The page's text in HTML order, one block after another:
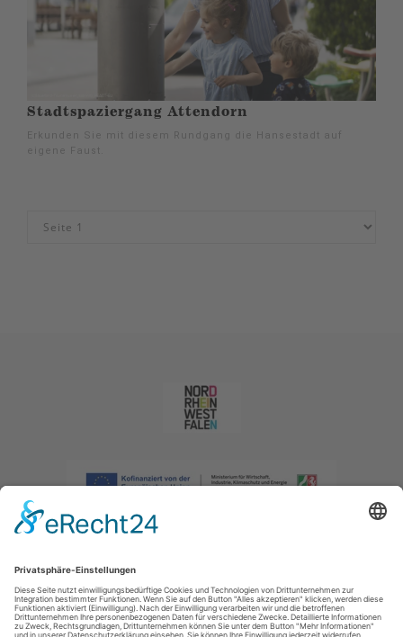
Stadtspaziergang Attendorn
Erkunden Sie mit diesem Rundgang die Hansestadt auf
eigene Faust.